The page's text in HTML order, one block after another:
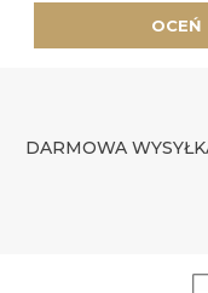
OCEŃ
DARMOWA